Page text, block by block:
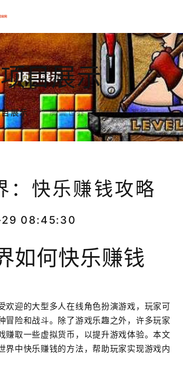
项目展示
展示 魔兽世界：快乐赚钱攻略
：快乐赚钱攻略
08:45:30
如何快乐赚钱
欢迎的大型多人在线角色扮演游戏，玩家可
冒险和战斗。除了游戏乐趣之外，许多玩家
赚取一些虚拟货币，以提升游戏体验。本文
界中快乐赚钱的方法，帮助玩家实现游戏内